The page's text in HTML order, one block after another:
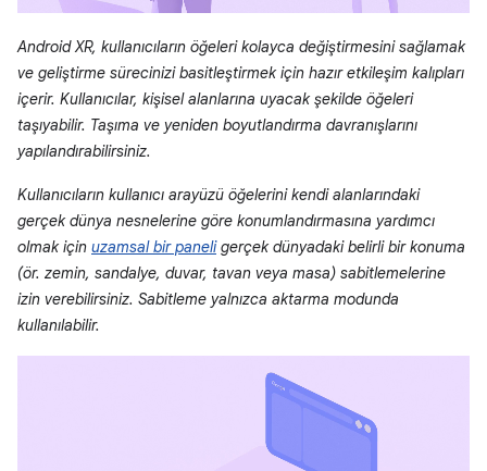
Android XR, kullanıcıların öğeleri kolayca değiştirmesini sağlamak
ve geliştirme sürecinizi basitleştirmek için hazır etkileşim kalıpları
içerir. Kullanıcılar, kişisel alanlarına uyacak şekilde öğeleri
taşıyabilir. Taşıma ve yeniden boyutlandırma davranışlarını
yapılandırabilirsiniz.
Kullanıcıların kullanıcı arayüzü öğelerini kendi alanlarındaki
gerçek dünya nesnelerine göre konumlandırmasına yardımcı
olmak için uzamsal bir paneligerçek dünyadaki belirli bir konuma
(ör. zemin, sandalye, duvar, tavan veya masa) sabitlemelerine
izin verebilirsiniz. Sabitleme yalnızca aktarma modunda
kullanılabilir.